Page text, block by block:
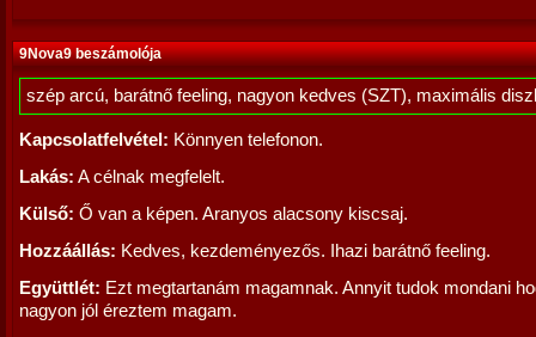
9Nova9 beszámolója
szép arcú, barátnő feeling, nagyon kedves (SZT), maximális
Kapcsolatfelvétel: Könnyen telefonon.
Lakás: A célnak megfelelt.
Külső: Ő van a képen. Aranyos alacsony kiscsaj.
Hozzáállás: Kedves, kezdeményezős. Ihazi barátnő feeling.
Együttlét: Ezt megtartanám magamnak. Annyit tudok mondani
nagyon jól éreztem magam.